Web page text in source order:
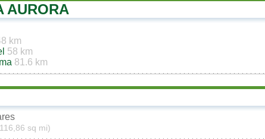
AURORA
km
58 km
81.6 km
sq mi)